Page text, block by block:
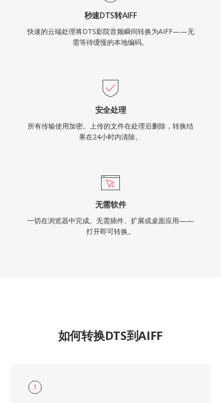
秒速DTS转AIFF
快速的云端处理将DTS影院音频瞬间转换为AIFF——无
需等待缓慢的本地编码。
安全处理
所有传输使用加密。上传的文件在处理后删除，转换结
果在24小时内清除。
无需软件
一切在浏览器中完成。无需插件、扩展或桌面应用——
打开即可转换。
如何转换DTS到AIFF
1